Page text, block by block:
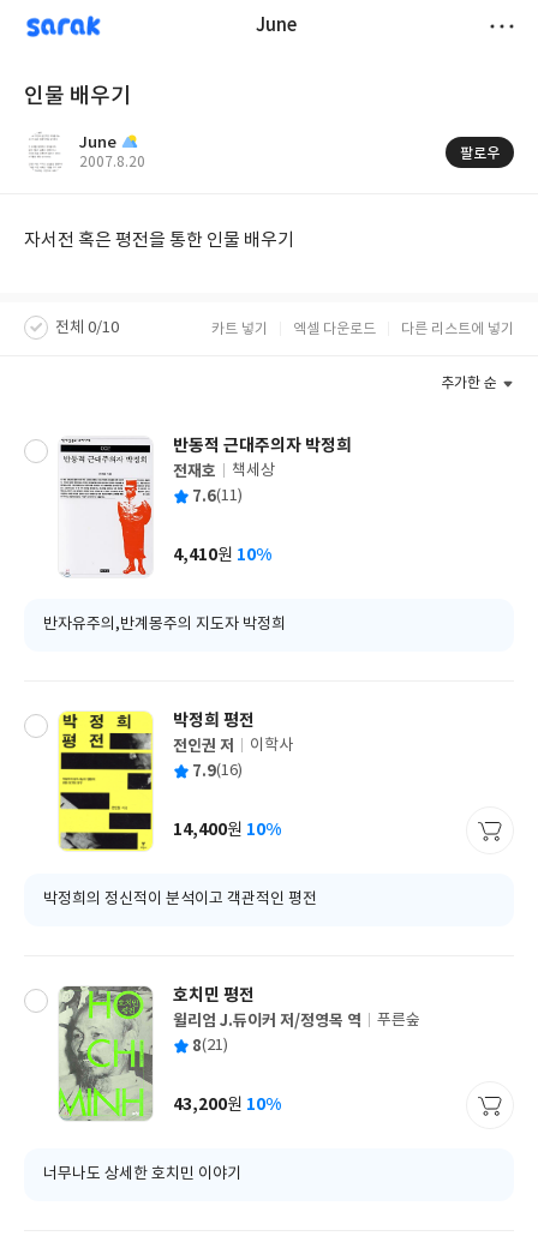
sarak June
인물 배우기
June
작
2007.8.20
팔로우
자서전 혹은 평전을 통한 인물 배우기
전체 0/10 카트 넣기 엑셀 다운로드 다른 리스트에 넣기
추가한 순
반동적 근대주의자 박정희
글
쓴
전재호
출
사
책세상
평 7.6(11)
가
4,410원 10%
반자유주의,반계몽주의 지도자 박정희
박정희 평전
글
쓴
전인권 저
출
사
이학사
평 7.9(16)
가
14,400원 10%
박정희의 정신적이 분석이고 객관적인 평전
호치민 평전
글
쓴
윌리엄 J.듀이커 저/정영목 역
출
사
푸른숲
평 8(21)
가
43,200원 10%
너무나도 상세한 호치민 이야기